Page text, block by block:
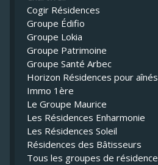
Cogir Résidences
Groupe Édifio
Groupe Lokia
Groupe Patrimoine
Groupe Santé Arbec
Horizon Résidences pour aînés
Immo 1ère
Le Groupe Maurice
Les Résidences Enharmonie
Les Résidences Soleil
Résidences des Bâtisseurs
Tous les groupes de résidence